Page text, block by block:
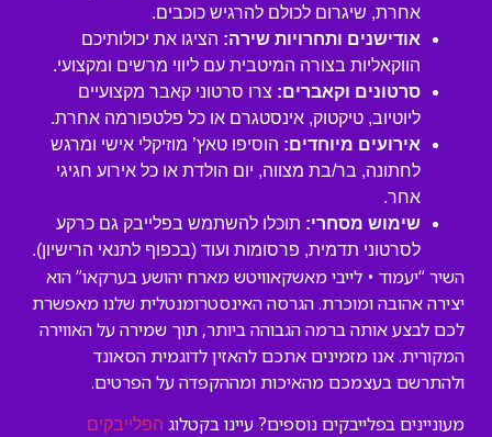
אחרת, שיגרום לכולם להרגיש כוכבים.
אודישנים ותחרויות שירה: הציגו את יכולותיכם
הווקאליות בצורה המיטבית עם ליווי מרשים ומקצועי.
סרטונים וקאברים: צרו סרטוני קאבר מקצועיים
ליוטיוב, טיקטוק, אינסטגרם או כל פלטפורמה אחרת.
אירועים מיוחדים: הוסיפו טאץ’ מוזיקלי אישי ומרגש
לחתונה, בר/בת מצווה, יום הולדת או כל אירוע חגיגי
אחר.
שימוש מסחרי: תוכלו להשתמש בפלייבק גם כרקע
לסרטוני תדמית, פרסומות ועוד (בכפוף לתנאי הרישיון).
השיר “יעמוד • לייבי מאשקאוויטש מארח יהושע בערקאו” הוא
יצירה אהובה ומוכרת. הגרסה האינסטרומנטלית שלנו מאפשרת
לכם לבצע אותה ברמה הגבוהה ביותר, תוך שמירה על האווירה
המקורית. אנו מזמינים אתכם להאזין לדוגמית הסאונד
ולהתרשם בעצמכם מהאיכות ומההקפדה על הפרטים.
מעוניינים בפלייבקים נוספים? עיינו בקטלוג הפלייבקים